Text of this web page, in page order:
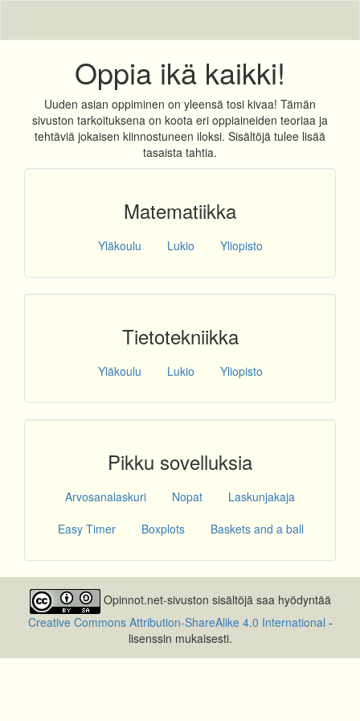
Oppia ikä kaikki!
Uuden asian oppiminen on yleensä tosi kivaa! Tämän
sivuston tarkoituksena on koota eri oppiaineiden teoriaa ja
tehtäviä jokaisen kiinnostuneen iloksi. Sisältöjä tulee lisää
tasaista tahtia.
Matematiikka
Yläkoulu Lukio Yliopisto
Tietotekniikka
Yläkoulu Lukio Yliopisto
Pikku sovelluksia
Arvosanalaskuri Nopat
Laskunjakaja
Easy Timer
Boxplots Baskets and a ball
Opinnot.net-sivuston sisältöjä saa hyödyntää
Creative Commons Attribution-ShareAlike 4.0 International -
lisenssin mukaisesti.